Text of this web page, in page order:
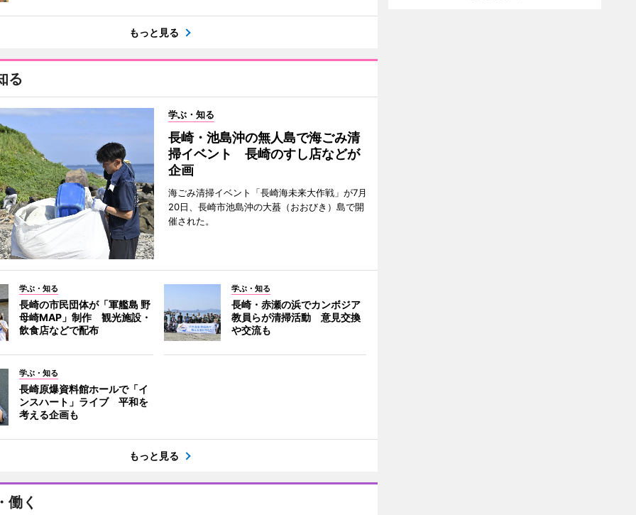
もっと見る
る
学ぶ・知る
長崎・池島沖の無人島で海ごみ清
掃イベント 長崎のすし店などが
企画
海ごみ清掃イベント「長崎海未来大作戦」が7月
20日、長崎市池島沖の大蟇（おおびき）島で開
催された。
学ぶ・知る
長崎の市民団体が「軍艦島 野
母崎MAP」制作 観光施設・
飲食店などで配布
学ぶ・知る
長崎・赤瀬の浜でカンボジア
教員らが清掃活動 意見交換
や交流も
学ぶ・知る
長崎原爆資料館ホールで「イ
ンスハート」ライブ 平和を
考える企画も
もっと見る
働く